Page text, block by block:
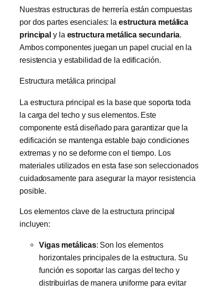
Nuestras estructuras de herrería están compuestas
por dos partes esenciales: la estructura metálica
principal y la estructura metálica secundaria.
Ambos componentes juegan un papel crucial en la
resistencia y estabilidad de la edificación.
Estructura metálica principal
La estructura principal es la base que soporta toda
la carga del techo y sus elementos. Este
componente está diseñado para garantizar que la
edificación se mantenga estable bajo condiciones
extremas y no se deforme con el tiempo. Los
materiales utilizados en esta fase son seleccionados
cuidadosamente para asegurar la mayor resistencia
posible.
Los elementos clave de la estructura principal
incluyen:
Vigas metálicas: Son los elementos
horizontales principales de la estructura. Su
función es soportar las cargas del techo y
distribuirlas de manera uniforme para evitar